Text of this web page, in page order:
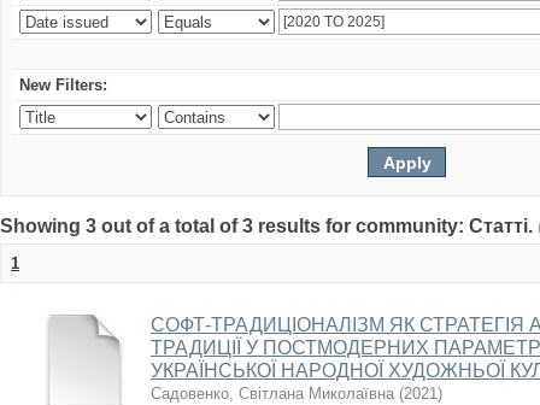
New Filters:
Showing 3 out of a total of 3 results for community: Статті.
1
СОФТ-ТРАДИЦІОНАЛІЗМ ЯК СТРАТЕГІЯ
ТРАДИЦІЇ У ПОСТМОДЕРНИХ
УКРАЇНСЬКОЇ НАРОДНОЇ ХУДОЖНЬОЇ
Садовенко, Світлана Миколаївна (2021)